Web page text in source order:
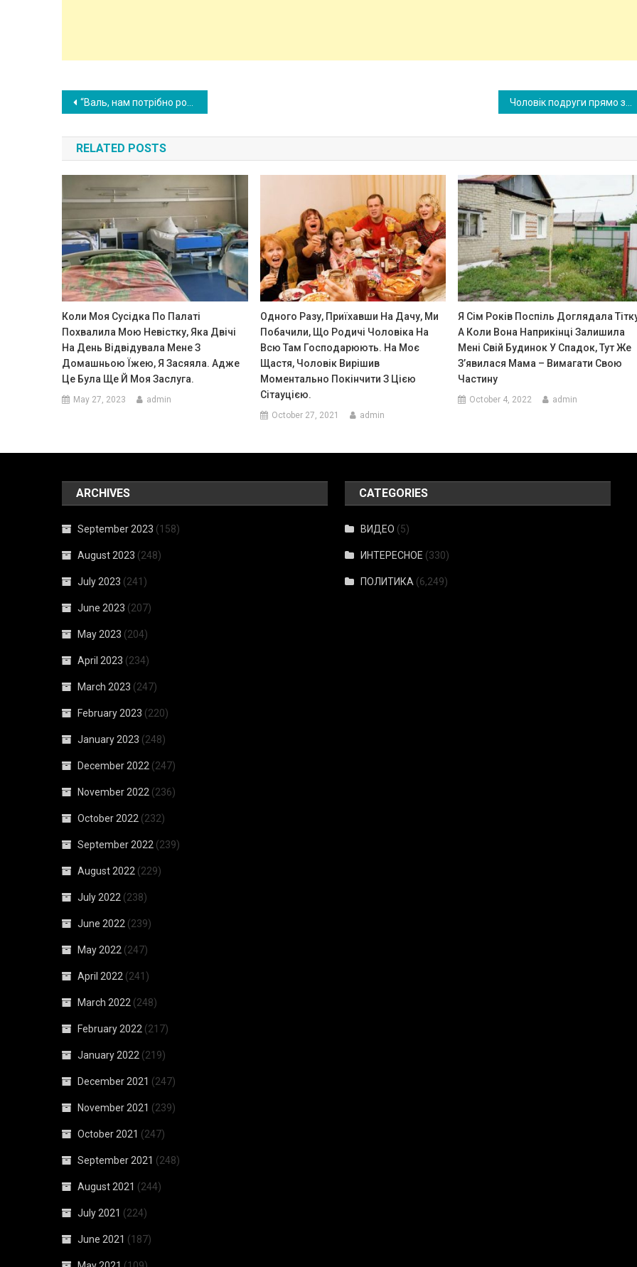
Post
navigation
“Валь, нам потрібно розлу читися. Мама так сказала…”- після цих слів мого нареченого, я ледве стрималася щоб не втратити свідомість
RELATED POSTS
Коли Моя Сусідка По Палаті
Похвалила Мою Невістку, Яка Двічі
На День Відвідувала Мене З
Домашньою Їжею, Я Засяяла. Адже
Це Була Ще Й Моя Заслуга.
May 27, 2023 admin
Одного Разу, Приїхавши На Дачу, Ми
Побачили, Що Родичі Чоловіка На
Всю Там Господарюють. На Моє
Щастя, Чоловік Вирішив
Моментально Покінчити З Цією
Сітауцією.
October 27, 2021 admin
Я Сім Років Поспіль Доглядала
А Коли Вона Наприкінці Залишила
Мені Свій Будинок У Спадок, Тут Же
З’явилася Мама – Вимагати Свою
Частину
October 4, 2022 admin
ARCHIVES
September 2023 (158)
August 2023 (248)
July 2023 (241)
June 2023 (207)
May 2023 (204)
April 2023 (234)
March 2023 (247)
February 2023 (220)
January 2023 (248)
December 2022 (247)
November 2022 (236)
October 2022 (232)
September 2022 (239)
August 2022 (229)
July 2022 (238)
June 2022 (239)
May 2022 (247)
April 2022 (241)
March 2022 (248)
February 2022 (217)
January 2022 (219)
December 2021 (247)
November 2021 (239)
October 2021 (247)
September 2021 (248)
August 2021 (244)
July 2021 (224)
June 2021 (187)
CATEGORIES
ВИДЕО (5)
ИНТЕРЕСНОЕ (330)
ПОЛИТИКА (6,249)